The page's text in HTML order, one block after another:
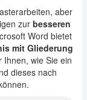
aber
zur besseren
Word bietet
mit Gliederung
Ihnen, wie Sie ein
dieses nach